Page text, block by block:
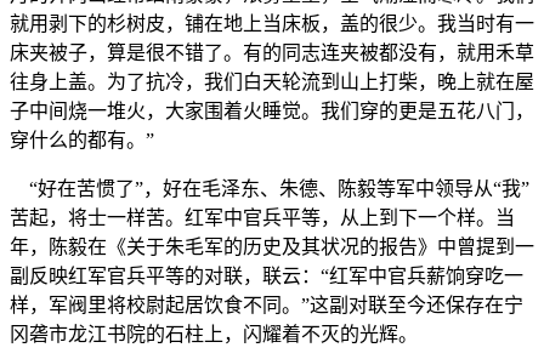
就用剥下的杉树皮，铺在地上当床板，盖的很少。我当时有一
床夹被子，算是很不错了。有的同志连夹被都没有，就用禾草
往身上盖。为了抗冷，我们白天轮流到山上打柴，晚上就在屋
子中间烧一堆火，大家围着火睡觉。我们穿的更是五花八门，
穿什么的都有。”
“好在苦惯了”，好在毛泽东、朱德、陈毅等军中领导从“我”
苦起，将士一样苦。红军中官兵平等，从上到下一个样。当
年，陈毅在《关于朱毛军的历史及其状况的报告》中曾提到一
副反映红军官兵平等的对联，联云：“红军中官兵薪饷穿吃一
样，军阀里将校尉起居饮食不同。”这副对联至今还保存在宁
冈砻市龙江书院的石柱上，闪耀着不灭的光辉。